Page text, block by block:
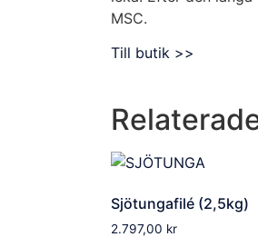
MSC.
Till butik >>
Sjötungafilé (2,5kg)
2.797,00 kr